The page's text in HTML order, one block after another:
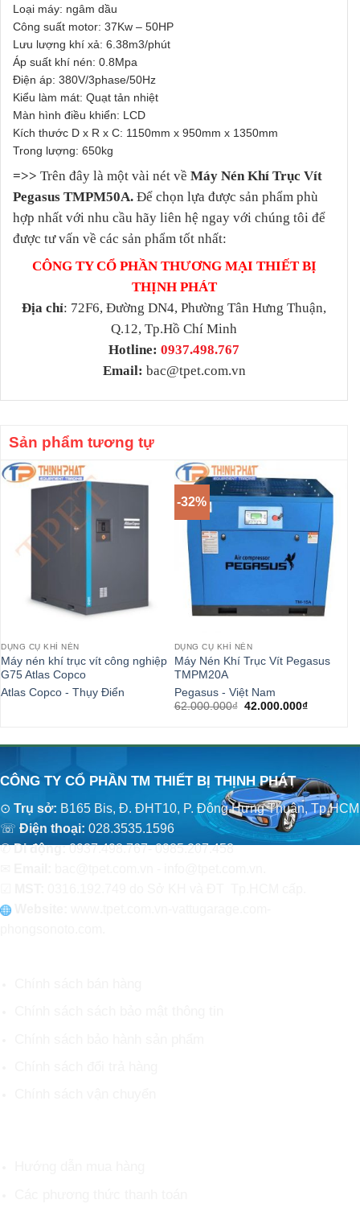
Loại máy: ngâm dầu
Công suất motor: 37Kw – 50HP
Lưu lượng khí xả: 6.38m3/phút
Áp suất khí nén: 0.8Mpa
Điện áp: 380V/3phase/50Hz
Kiểu làm mát: Quạt tản nhiệt
Màn hình điều khiển: LCD
Kích thước D x R x C: 1150mm x 950mm x 1350mm
Trong lượng: 650kg
=>> Trên đây là một vài nét về Máy Nén Khí Trục Vít
Pegasus TMPM50A. Để chọn lựa được sản phẩm phù
hợp nhất với nhu cầu hãy liên hệ ngay với chúng tôi để
được tư vấn về các sản phẩm tốt nhất:
CÔNG TY CỔ PHẦN THƯƠNG MẠI THIẾT BỊ
THỊNH PHÁT
Địa chỉ: 72F6, Đường DN4, Phường Tân Hưng Thuận,
Q.12, Tp.Hồ Chí Minh
Hotline: 0937.498.767
Email: bac@tpet.com.vn
Sản phẩm tương tự
DỤNG CỤ KHÍ NÉN
Máy nén khí trục vít công nghiệp
G75 Atlas Copco
Atlas Copco - Thụy Điển
-32%
DỤNG CỤ KHÍ NÉN
Máy Nén Khí Trục Vít Pegasus
TMPM20A
Pegasus - Việt Nam
62.000.000₫ Giá
42.000.000₫Giá
CÔNG TY CỔ PHẦN TM THIẾT BỊ THỊNH PHÁT
⊙ Trụ sở: B165 Bis, Đ. ĐHT10, P. Đông Hưng Thuận, Tp.HCM
☏ Điện thoại: 028.3535.1596
✆Di động:0937.498.767- 0985.207.458